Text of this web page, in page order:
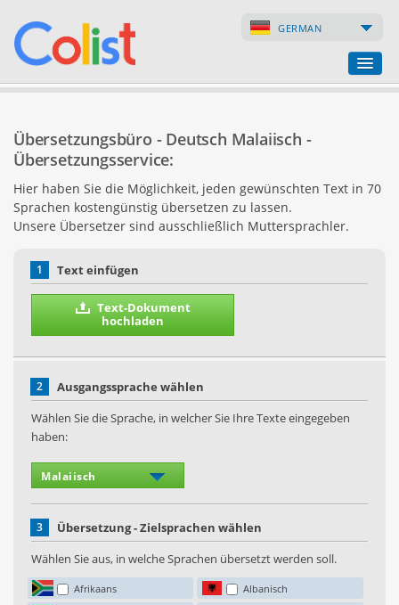
GERMAN
Firmenverzeichnis
Webseiten
Internet-Shops
Übersetzungsbüro - Deutsch Malaiisch -
Übersetzungsservice:
Hier haben Sie die Möglichkeit, jeden gewünschten Text in 70
Sprachen kostengünstig übersetzen zu lassen.
Unsere Übersetzer sind ausschließlich Muttersprachler.
1 Text einfügen
Text-Dokument
hochladen
2
Ausgangssprache wählen
Wählen Sie die Sprache, in welcher Sie Ihre Texte eingegeben
haben:
3
Übersetzung - Zielsprachen wählen
Wählen Sie aus, in welche Sprachen übersetzt werden soll.
Afrikaans
Albanisch